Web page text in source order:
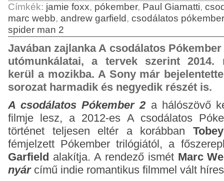
Címkék: jamie foxx, pókember, Paul Giamatti,
marc webb, andrew garfield, csodálatos
spider man 2
Javában zajlanka A csodálatos
utómunkálatai, a tervek szerint 2014.
kerül a mozikba. A Sony már
sorozat harmadik és negyedik részét is.
A csodálatos Pókember 2 a hálószövő
filmje lesz, a 2012-es A csodálatos
történet teljesen eltér a korábban
fémjelzett Pókember trilógiától, a
Garfield alakítja. A rendező ismét Marc
nyárcímű indie romantikus filmmel vált